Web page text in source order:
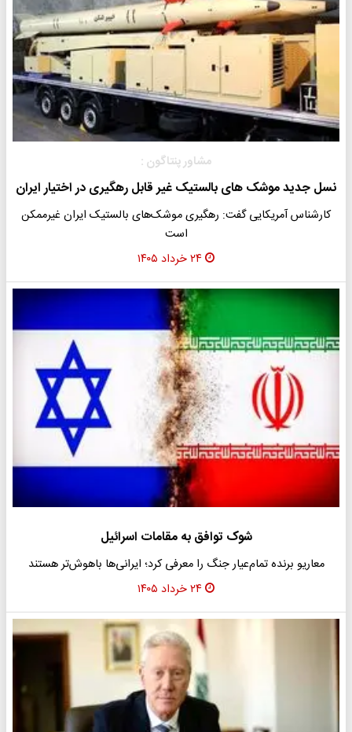
مشاور پنتاگون :
نسل جدید موشک های بالستیک غیر قابل رهگیری در اختیار ایران
کارشناس آمریکایی گفت: رهگیری موشک‌های بالستیک ایران غیرممکن
است
۲۴ خرداد ۱۴۰۵
شوک توافق به مقامات اسرائیل
معاریو برنده تمام‌عیار جنگ را معرفی کرد؛ ایرانی‌ها باهوش‌تر هستند
۲۴ خرداد ۱۴۰۵